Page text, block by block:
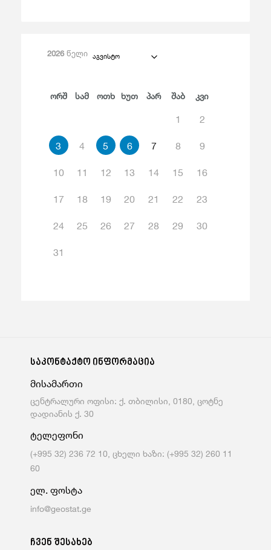
2026წელი აგვისტო
Ორშ Სამ Ოთხ Ხუთ Პარ Შაბ Კვი
1 2
3 4 5 6 7 8 9
10 11 12 13 14 15 16
17 18 19 20 21 22 23
24 25 26 27 28 29 30
31
საკონტაქტო ინფორმაცია
მისამართი
ცენტრალური ოფისი: ქ. თბილისი, 0180, ცოტნე
დადიანის ქ. 30
ტელეფონი
(+995 32) 236 72 10, ცხელი ხაზი: (+995 32) 260 11
60
ელ. ფოსტა
info@geostat.ge
ჩვენ შესახებ